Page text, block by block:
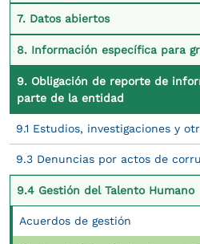
7. Datos abiertos
8. Información específica para
9. Obligación de reporte de
parte de la entidad
9.1 Estudios, investigaciones y
9.3 Denuncias por actos de
9.4 Gestión del Talento Humano
Acuerdos de gestión